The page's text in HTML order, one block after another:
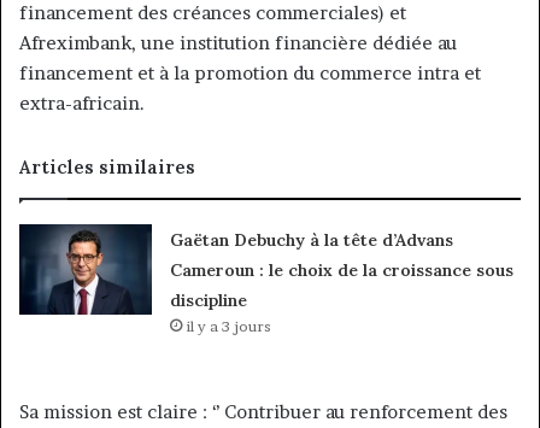
financement des créances commerciales) et
Afreximbank, une institution financière dédiée au
financement et à la promotion du commerce intra et
extra-africain.
Articles similaires
Gaëtan Debuchy à la tête d’Advans
Cameroun : le choix de la croissance sous
discipline
il y a 3 jours
Sa mission est claire : ‘’ Contribuer au renforcement des